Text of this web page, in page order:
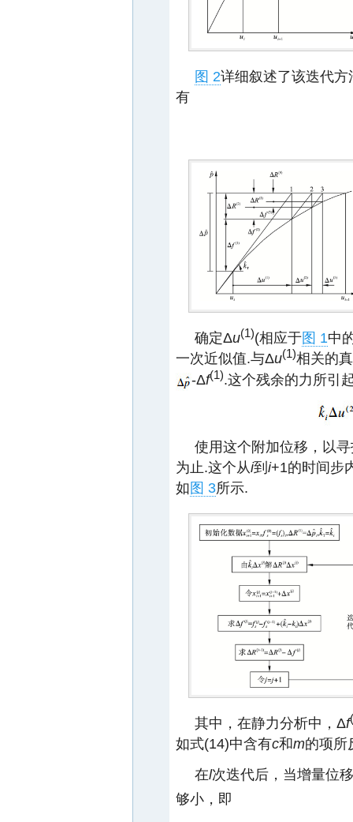
图 2详细叙述了该迭代
有
确定Δu(1)(相应于图 1中
一次近似值.与Δu(1)相关的
-Δf(1).这个残余的力所引
使用这个附加位移，以
为止.这个从i到 i+1的时间步
如 图 3所示.
其中，在静力分析中，Δf(
如式(14)中含有c和m的项所
在l次迭代后，当增量位
够小，即